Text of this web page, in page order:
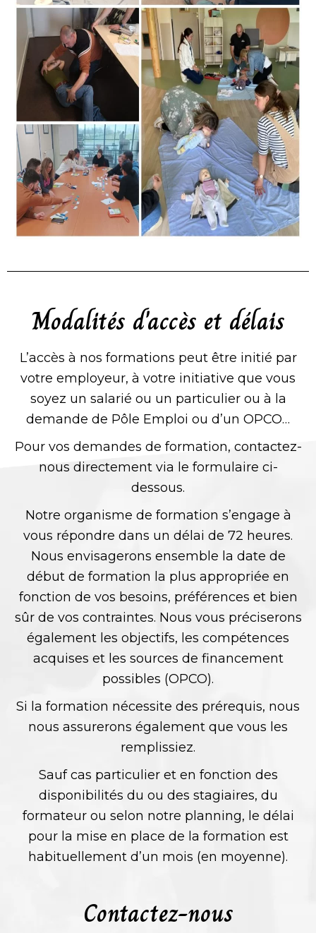
Modalités d'accès et délais
L’accès à nos formations peut être initié par
votre employeur, à votre initiative que vous
soyez un salarié ou un particulier ou à la
demande de Pôle Emploi ou d’un OPCO…
Pour vos demandes de formation, contactez-
nous directement via le formulaire ci-
dessous.
Notre organisme de formation s’engage à
vous répondre dans un délai de 72 heures.
Nous envisagerons ensemble la date de
début de formation la plus appropriée en
fonction de vos besoins, préférences et bien
sûr de vos contraintes. Nous vous préciserons
également les objectifs, les compétences
acquises et les sources de financement
possibles (OPCO).
Si la formation nécessite des prérequis, nous
nous assurerons également que vous les
remplissiez.
Sauf cas particulier et en fonction des
disponibilités du ou des stagiaires, du
formateur ou selon notre planning, le délai
pour la mise en place de la formation est
habituellement d’un mois (en moyenne).
Contactez-nous